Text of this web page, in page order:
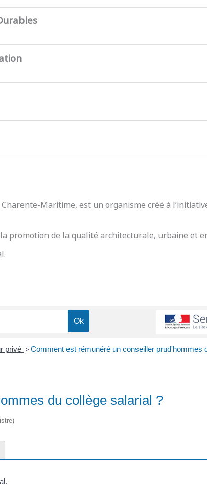
Maritime, est un organisme créé à
promotion de la qualité architecturale, urbaine et
privé > Comment est rémunéré un conseiller prud'hommes
du collège salarial ?